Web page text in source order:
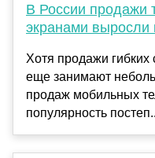
В России продажи
экранами выросли
Хотя продажи гибких
еще занимают
продаж мобильных
популярность